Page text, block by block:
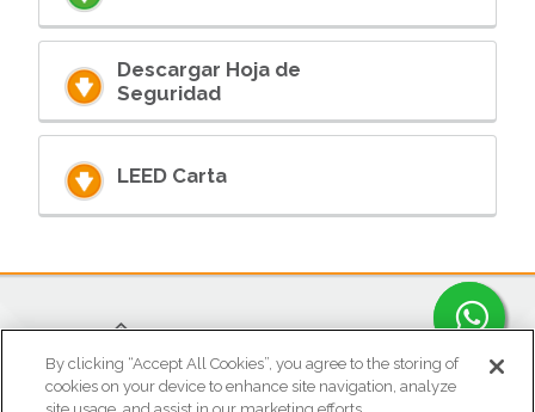
Descargar Hoja de
Seguridad
LEED Carta
By clicking “Accept All Cookies”, you agree to the storing of
cookies on your device to enhance site navigation, analyze